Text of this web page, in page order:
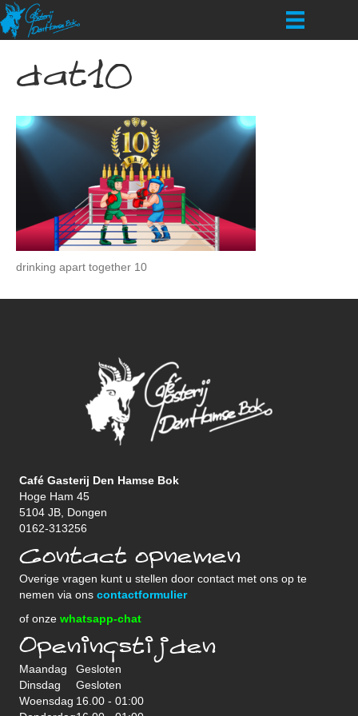
dat10
drinking apart together 10
Café Gasterij Den Hamse Bok
Hoge Ham 45
5104 JB, Dongen
0162-313256
Contact opnemen
Overige vragen kunt u stellen door contact met ons op te
nemen via ons contactformulier
of onze whatsapp-chat
Openingstijden
Maandag
Gesloten
Dinsdag
Gesloten
Woensdag 16.00 - 01:00